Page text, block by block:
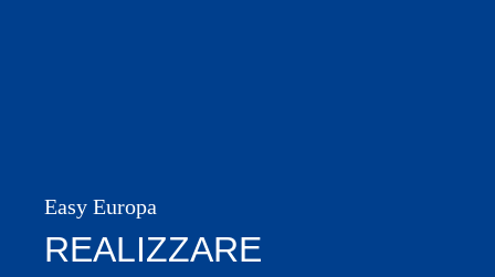
Easy Europa
REALIZZARE